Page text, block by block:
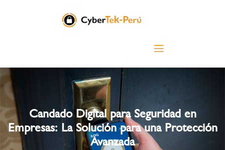
Candado Digital para Seguridad en
Empresas: La Solución para una Protección
Avanzada